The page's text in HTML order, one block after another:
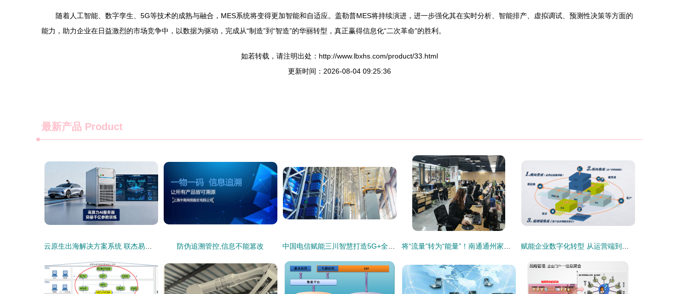
随着人工智能、数字孪生、5G等技术的成熟与融合，MES系统将变得更加智能和自适应。盖勒普MES将持续演进，进一步强化其在实时分析、智能排产、虚拟调试、预测性决策等方面的
能力，助力企业在日益激烈的市场竞争中，以数据为驱动，完成从“制造”到“智造”的华丽转型，真正赢得信息化“二次革命”的胜利。
如若转载，请注明出处：http://www.lbxhs.com/product/33.html
更新时间：2026-08-04 09:25:36
最新产品 Product
防伪追溯管控,信息不能篡改